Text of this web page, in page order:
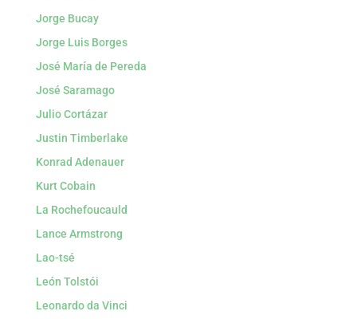
Jorge Bucay
Jorge Luis Borges
José María de Pereda
José Saramago
Julio Cortázar
Justin Timberlake
Konrad Adenauer
Kurt Cobain
La Rochefoucauld
Lance Armstrong
Lao-tsé
León Tolstói
Leonardo da Vinci